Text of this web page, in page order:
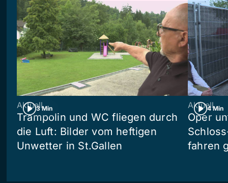
3 Min
Aktuell
Trampolin und WC fliegen durch
die Luft: Bilder vom heftigen
Unwetter in St.Gallen
4 Min
Aktuell
Oper
fahren